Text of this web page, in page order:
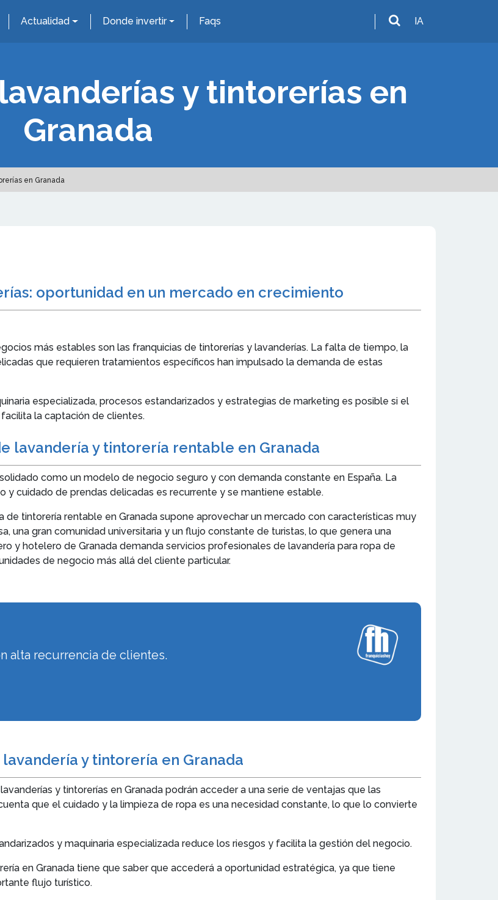
Actualidad Donde invertir Faqs IA
y tintorerías en
Granada
en Granada
oportunidad en un mercado en crecimiento
más estables son las franquicias de tintorerías y lavanderías. La falta de tiempo, la
que requieren tratamientos específicos han impulsado la demanda de estas
especializada, procesos estandarizados y estrategias de marketing es posible si el
la captación de clientes.
lavandería y tintorería rentable en Granada
como un modelo de negocio seguro y con demanda constante en España. La
y cuidado de prendas delicadas es recurrente y se mantiene estable.
de tintorería rentable en Granada supone aprovechar un mercado con características muy
una gran comunidad universitaria y un flujo constante de turistas, lo que genera una
y hotelero de Granada demanda servicios profesionales de lavandería para ropa de
de negocio más allá del cliente particular.
alta recurrencia de clientes.
y tintorería en Granada
y tintorerías en Granada podrán acceder a una serie de ventajas que las
que el cuidado y la limpieza de ropa es una necesidad constante, lo que lo convierte
y maquinaria especializada reduce los riesgos y facilita la gestión del negocio.
en Granada tiene que saber que accederá a oportunidad estratégica, ya que tiene
flujo turístico.